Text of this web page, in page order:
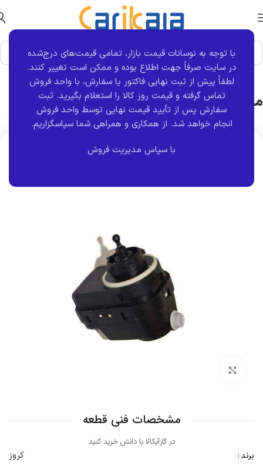
با توجه به نوسانات قیمت بازار، تمامی قیمت‌های درج‌شده
در سایت صرفاً جهت اطلاع بوده و ممکن است تغییر کنند.
لطفاً پیش از ثبت نهایی فاکتور یا سفارش، با واحد فروش
تماس گرفته و قیمت روز کالا را استعلام بگیرید. ثبت
سفارش پس از تأیید قیمت نهایی توسط واحد فروش
انجام خواهد شد. از همکاری و همراهی شما سپاسگزاریم.
با سپاس مدیریت فروش
خانه برند قطعه کروز
موتور تنظیم نور چراغ جلو 206 | کروز
مشخصات فنی قطعه
در کارآیکالا با دانش خرید کنید
برند :
کروز